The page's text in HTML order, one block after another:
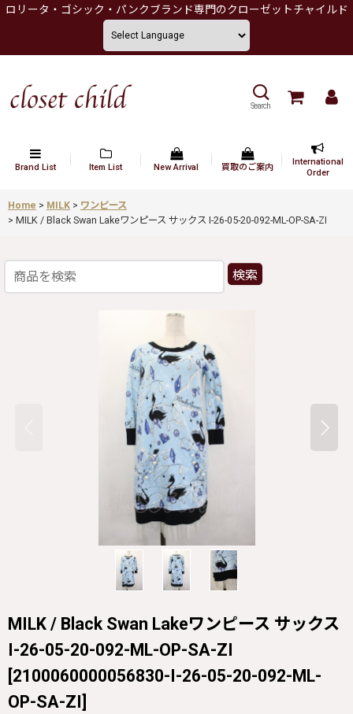
ロリータ・ゴシック・パンクブランド専門のクローゼットチャイルド
Search
Brand List Item List New Arrival 買取のご案内
International
Order
Home > MILK > ワンピース
> MILK / Black Swan Lakeワンピース サックス I-26-05-20-092-ML-OP-SA-ZI
検索
MILK / Black Swan Lakeワンピース サックス
I-26-05-20-092-ML-OP-SA-ZI
[2100060000056830-I-26-05-20-092-ML-
OP-SA-ZI]